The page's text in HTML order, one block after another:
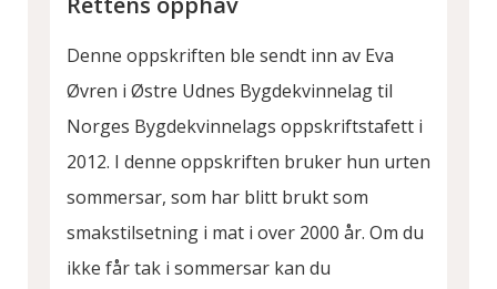
Denne oppskriften ble sendt inn av Eva
Øvren i Østre Udnes Bygdekvinnelag til
Norges Bygdekvinnelags oppskriftstafett i
2012. I denne oppskriften bruker hun urten
sommersar, som har blitt brukt som
smakstilsetning i mat i over 2000 år. Om du
ikke får tak i sommersar kan du